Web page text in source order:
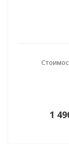
1